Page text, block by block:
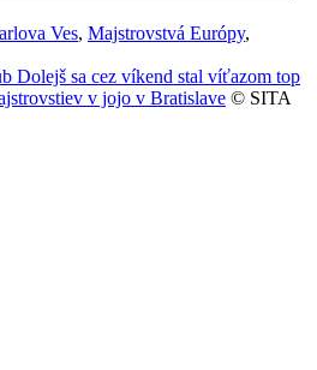
Ves, Majstrovstvá Európy,
Dolejš sa cez víkend stal víťazom top
v jojo v Bratislave © SITA